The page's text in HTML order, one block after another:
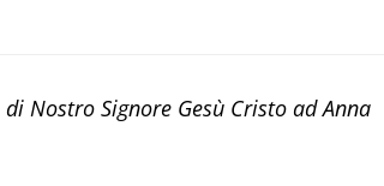
Nostro Signore Gesù Cristo ad Anna